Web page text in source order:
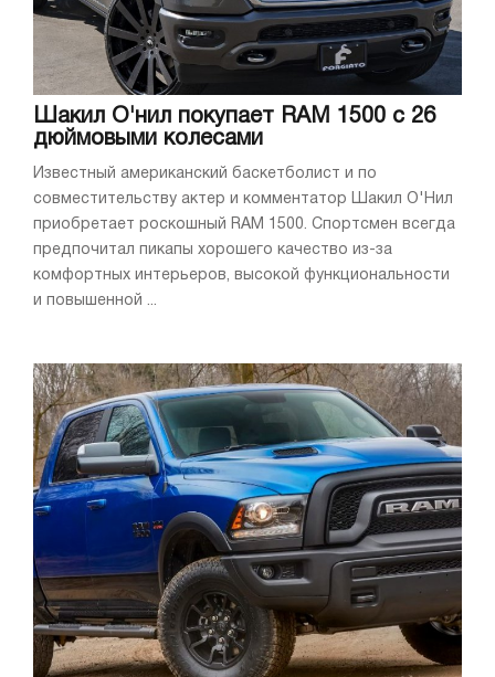
Шакил О'нил покупает RAM 1500 с 26
дюймовыми колесами
Известный американский баскетболист и по
совместительству актер и комментатор Шакил О'Нил
приобретает роскошный RAM 1500. Спортсмен всегда
предпочитал пикапы хорошего качество из-за
комфортных интерьеров, высокой функциональности
и повышенной ...